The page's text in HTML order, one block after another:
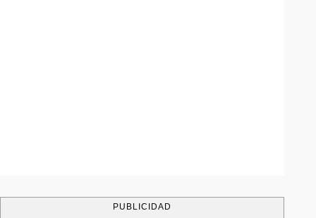
PUBLICIDAD